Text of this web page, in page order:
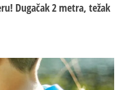
Dugačak 2 metra, težak